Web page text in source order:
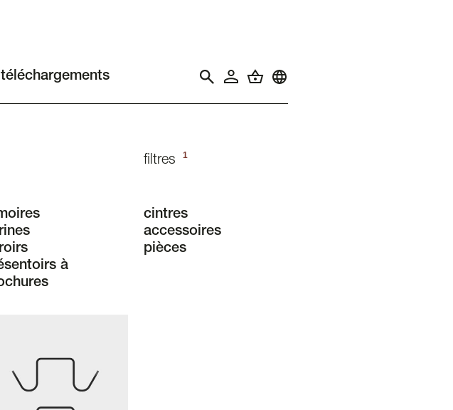
téléchargements
filtres 1
à
cintres
accessoires
pièces